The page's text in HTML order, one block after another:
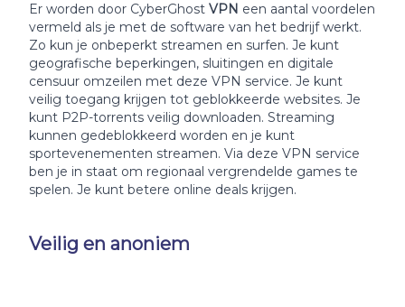
Er worden door CyberGhost VPN een aantal voordelen
vermeld als je met de software van het bedrijf werkt.
Zo kun je onbeperkt streamen en surfen. Je kunt
geografische beperkingen, sluitingen en digitale
censuur omzeilen met deze VPN service. Je kunt
veilig toegang krijgen tot geblokkeerde websites. Je
kunt P2P-torrents veilig downloaden. Streaming
kunnen gedeblokkeerd worden en je kunt
sportevenementen streamen. Via deze VPN service
ben je in staat om regionaal vergrendelde games te
spelen. Je kunt betere online deals krijgen.
Veilig en anoniem